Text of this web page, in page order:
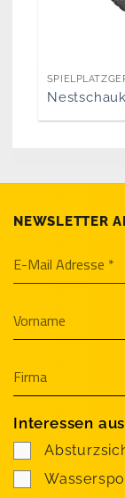
NEWSLETTER
Interessen